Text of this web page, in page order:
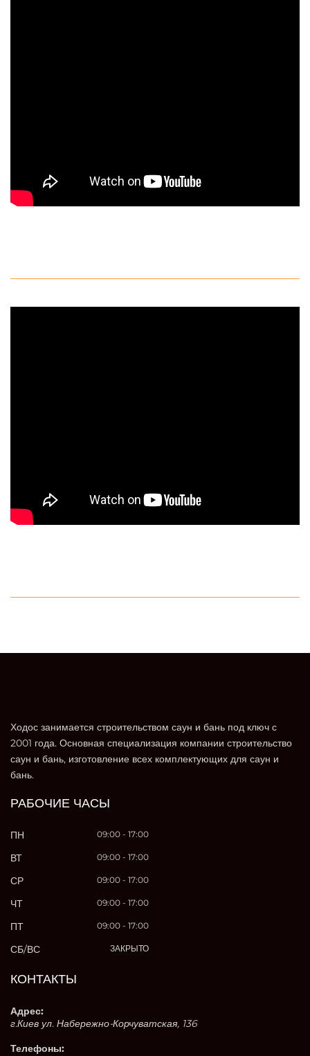
Ходос занимается строительством саун и бань под ключ с
2001 года. Основная специализация компании строительство
саун и бань, изготовление всех комплектующих для саун и
бань.
РАБОЧИЕ ЧАСЫ
ПН 09:00 - 17:00
ВТ 09:00 - 17:00
СР 09:00 - 17:00
ЧТ 09:00 - 17:00
ПТ 09:00 - 17:00
СБ/ВС ЗАКРЫТО
КОНТАКТЫ
Адрес:
г.Киев ул. Набережно-Корчуватская, 136
Телефоны: